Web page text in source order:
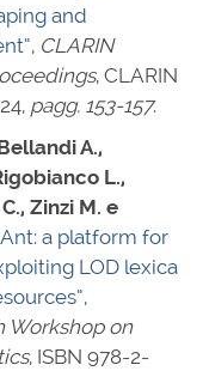
and
, CLARIN
, CLARIN
pagg. 153-157.
A.,
L.,
Zinzi M. e
a platform for
LOD lexica
,
Workshop on
, ISBN 978-2-